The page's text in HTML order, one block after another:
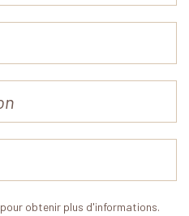
obtenir plus d'informations.